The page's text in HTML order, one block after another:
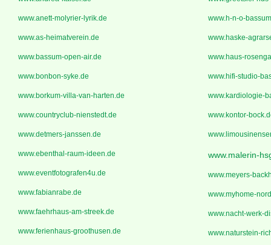
www.anett-molyrier-lyrik.de
www.as-heimatverein.de
www.bassum-open-air.de
www.bonbon-syke.de
www.borkum-villa-van-harten.de
www.countryclub-nienstedt.de
www.detmers-janssen.de
www.ebenthal-raum-ideen.de
www.eventfotografen4u.de
www.fabianrabe.de
www.faehrhaus-am-streek.de
www.ferienhaus-groothusen.de
www.h-n-o-
www.haske-
www.haus-
www.hifi-studio-
www.kardiologie-
www.kontor-
www.malerin-
www.meyers-
www.myhome-
www.nacht-werk-
www.naturstein-